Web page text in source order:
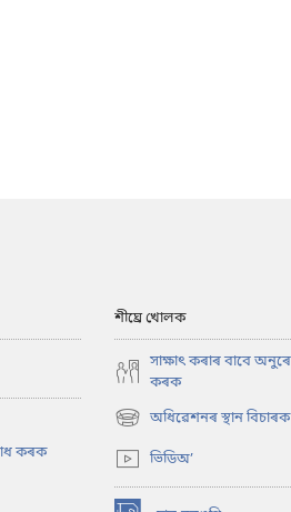
কৰক
শীঘ্ৰে খোলক
সাক্ষাৎ কৰাৰ বাবে
কৰক
অধিৱেশনৰ স্থান বিচাৰক
(opens
new
window)
ভিডিঅ’